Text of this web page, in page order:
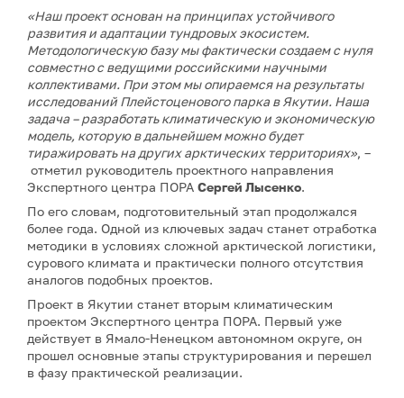
«Наш проект основан на принципах устойчивого
развития и адаптации тундровых экосистем.
Методологическую базу мы фактически создаем с нуля
совместно с ведущими российскими научными
коллективами. При этом мы опираемся на результаты
исследований Плейстоценового парка в Якутии. Наша
задача – разработать климатическую и экономическую
модель, которую в дальнейшем можно будет
тиражировать на других арктических территориях», –
отметил руководитель проектного направления
Экспертного центра ПОРА Сергей Лысенко.
По его словам, подготовительный этап продолжался
более года. Одной из ключевых задач станет отработка
методики в условиях сложной арктической логистики,
сурового климата и практически полного отсутствия
аналогов подобных проектов.
Проект в Якутии станет вторым климатическим
проектом Экспертного центра ПОРА. Первый уже
действует в Ямало-Ненецком автономном округе, он
прошел основные этапы структурирования и перешел
в фазу практической реализации.